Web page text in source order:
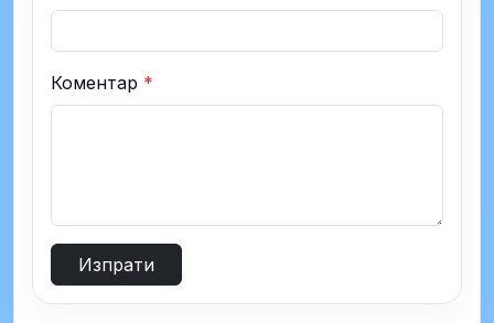
Коментар *
Изпрати